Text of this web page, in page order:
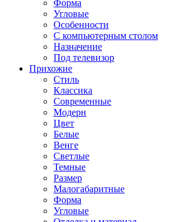
Форма
Угловые
Особенности
С компьютерным столом
Назначение
Под телевизор
Прихожие
Стиль
Классика
Современные
Модерн
Цвет
Белые
Венге
Светлые
Темные
Размер
Малогабаритные
Форма
Угловые